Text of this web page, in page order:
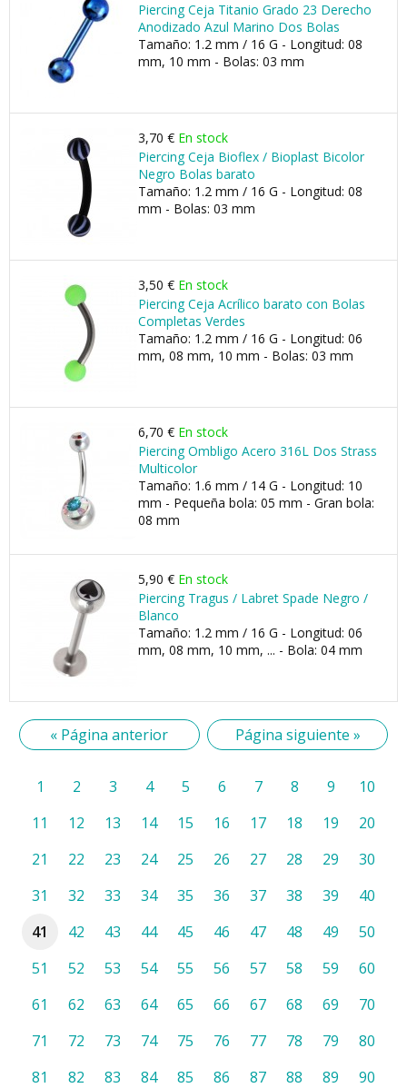
Piercing Ceja Titanio Grado 23 Derecho
Anodizado Azul Marino Dos Bolas
Tamaño: 1.2 mm / 16 G - Longitud: 08
mm, 10 mm - Bolas: 03 mm
3,70 € En stock
Piercing Ceja Bioflex / Bioplast Bicolor
Negro Bolas barato
Tamaño: 1.2 mm / 16 G - Longitud: 08
mm - Bolas: 03 mm
3,50 € En stock
Piercing Ceja Acrílico barato con Bolas
Completas Verdes
Tamaño: 1.2 mm / 16 G - Longitud: 06
mm, 08 mm, 10 mm - Bolas: 03 mm
6,70 € En stock
Piercing Ombligo Acero 316L Dos Strass
Multicolor
Tamaño: 1.6 mm / 14 G - Longitud: 10
mm - Pequeña bola: 05 mm - Gran bola:
08 mm
5,90 € En stock
Piercing Tragus / Labret Spade Negro /
Blanco
Tamaño: 1.2 mm / 16 G - Longitud: 06
mm, 08 mm, 10 mm, ... - Bola: 04 mm
« Página anterior Página siguiente »
1 2 3 4 5 6 7 8 9
10
11
12 13 14 15 16 17 18 19
20
21
22 23 24 25 26 27 28 29
30
31
32 33 34 35 36 37 38 39
40
41
42 43 44 45 46 47 48 49
50
51
52 53 54 55 56 57 58 59
60
61
62 63 64 65 66 67 68 69
70
71
72 73 74 75 76 77 78 79
80
81
82 83 84 85 86 87 88 89
90